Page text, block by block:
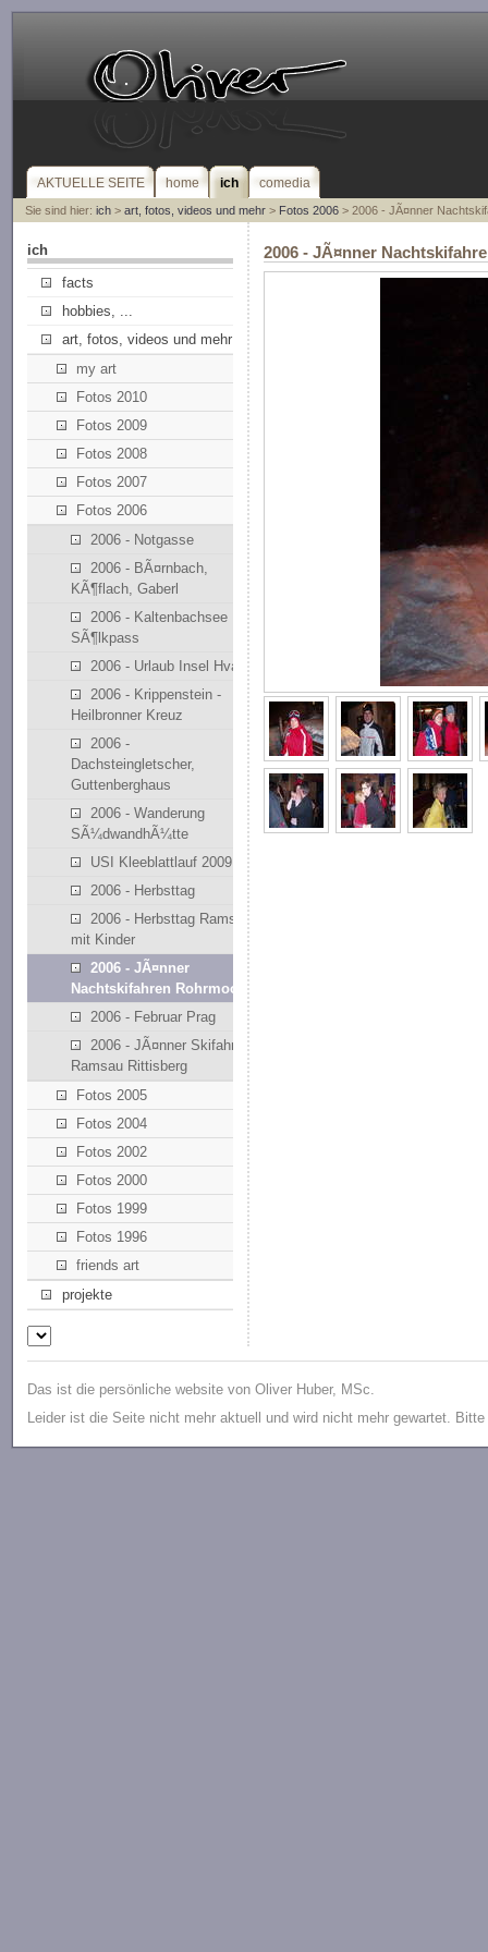
AKTUELLE SEITE home ich comedia
Sie sind hier: ich> art, fotos, videos und mehr> Fotos 2006> 2006 - JÃ¤nner
ich
facts
hobbies, ...
art, fotos, videos und mehr
my art
Fotos 2010
Fotos 2009
Fotos 2008
Fotos 2007
Fotos 2006
2006 - Notgasse
2006 - BÃ¤rnbach,
KÃ¶flach, Gaberl
2006 - Kaltenbachsee
SÃ¶lkpass
2006 - Urlaub Insel Hvar
2006 - Krippenstein -
Heilbronner Kreuz
2006 -
Dachsteingletscher,
Guttenberghaus
2006 - Wanderung
SÃ¼dwandhÃ¼tte
USI Kleeblattlauf 2009
2006 - Herbsttag
2006 - Herbsttag Ramsau
mit Kinder
2006 - JÃ¤nner
Nachtskifahren Rohrmoos
2006 - Februar Prag
2006 - JÃ¤nner Skifahren
Ramsau Rittisberg
Fotos 2005
Fotos 2004
Fotos 2002
Fotos 2000
Fotos 1999
Fotos 1996
friends art
projekte
2006 - JÃ¤nner
Das ist die persönliche website von Oliver Huber, MSc.
Leider ist die Seite nicht mehr aktuell und wird nicht mehr gewartet.